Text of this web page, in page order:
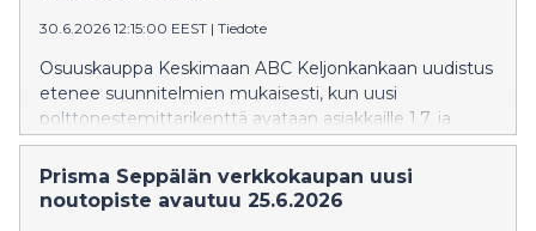
30.6.2026 12:15:00 EEST | Tiedote
Osuuskauppa Keskimaan ABC Keljonkankaan uudistus
etenee suunnitelmien mukaisesti, kun uusi
polttonestemittarikenttä avataan asiakkaille 1.7. ja
ABC-suurteholatausasema avataan heinäkuun aikana.
ABC Keljonkankaan liikennemyymälä palvelee
asiakkaita normaalisti koko kesän ajan.
Prisma Seppälän verkkokaupan uusi
noutopiste avautuu 25.6.2026